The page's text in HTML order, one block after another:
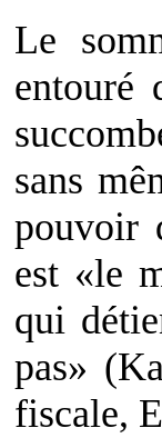
Le
entouré
sans
pouvoir
est «le
qui
pas»
fiscale,